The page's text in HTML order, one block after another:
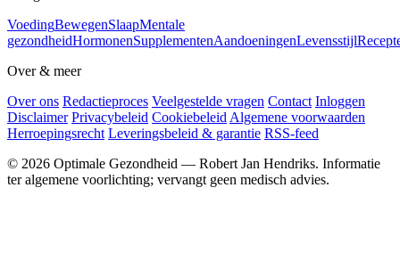
VoedingBewegenSlaapMentale
gezondheidHormonenSupplementenAandoeningenLevensstijl
Over & meer
Over ons Redactieproces Veelgestelde vragen Contact Inloggen
Disclaimer Privacybeleid Cookiebeleid Algemene voorwaarden
Herroepingsrecht Leveringsbeleid & garantie RSS-feed
© 2026 Optimale Gezondheid — Robert Jan Hendriks. Informatie
ter algemene voorlichting; vervangt geen medisch advies.